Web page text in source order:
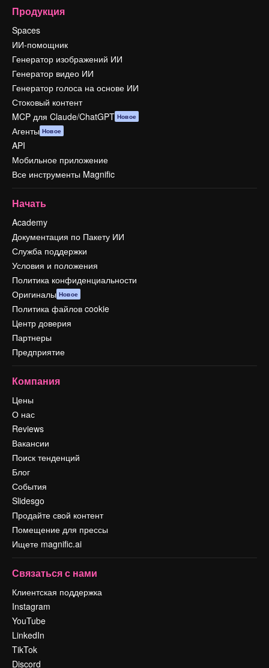
Продукция
Spaces
ИИ-помощник
Генератор изображений ИИ
Генератор видео ИИ
Генератор голоса на основе ИИ
Стоковый контент
MCP для Claude/ChatGPT Новое
Агенты Новое
API
Мобильное приложение
Все инструменты Magnific
Начать
Academy
Документация по Пакету ИИ
Служба поддержки
Условия и положения
Политика конфиденциальности
Оригиналы Новое
Политика файлов cookie
Центр доверия
Партнеры
Предприятие
Компания
Цены
О нас
Reviews
Вакансии
Поиск тенденций
Блог
События
Slidesgo
Продайте свой контент
Помещение для прессы
Ищете magnific.ai
Связаться с нами
Клиентская поддержка
Instagram
YouTube
LinkedIn
TikTok
Discord